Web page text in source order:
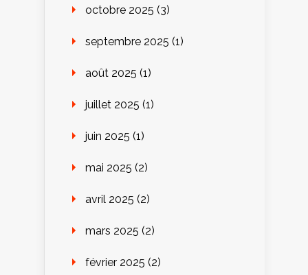
octobre 2025 (3)
septembre 2025 (1)
août 2025 (1)
juillet 2025 (1)
juin 2025 (1)
mai 2025 (2)
avril 2025 (2)
mars 2025 (2)
février 2025 (2)